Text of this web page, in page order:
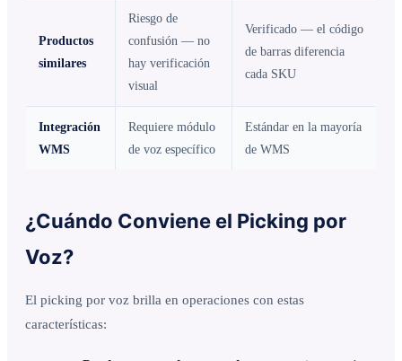
Productos
similares
Riesgo de
confusión — no
hay verificación
visual
Verificado — el código
de barras diferencia
cada SKU
Integración
WMS
Requiere módulo
de voz específico
Estándar en la mayoría
de WMS
¿Cuándo Conviene el Picking por
Voz?
El picking por voz brilla en operaciones con estas
características: